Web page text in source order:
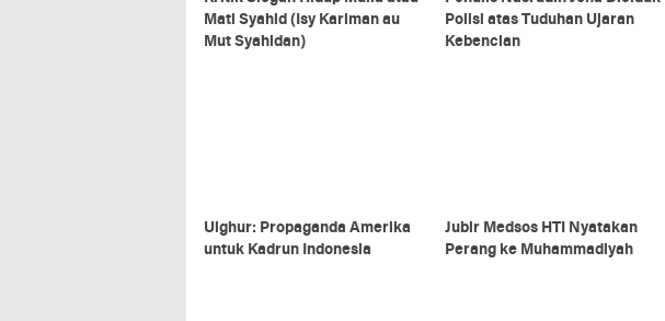
Mati Syahid (Isy Kariman au
Mut Syahidan)
Polisi atas Tuduhan Ujaran
Kebencian
Uighur: Propaganda Amerika
untuk Kadrun Indonesia
Jubir Medsos HTI Nyatakan
Perang ke Muhammadiyah